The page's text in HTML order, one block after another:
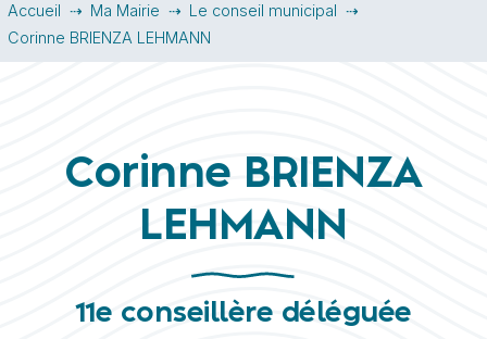
Accueil Ma Mairie
Le conseil municipal
Corinne BRIENZA LEHMANN
Corinne BRIENZA
LEHMANN
11e conseillère déléguée